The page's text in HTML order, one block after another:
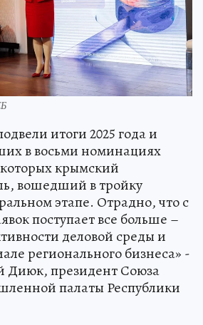
итоги 2025 года и
в восьми номинациях
крымский
вошедший в тройку
этапе. Отрадно, что с
поступает все больше –
деловой среды и
регионального бизнеса» -
Диюк, президент Союза
палаты Республики